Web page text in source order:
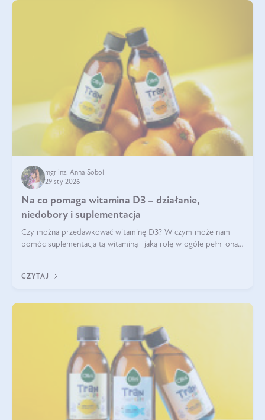
mgr inż. Anna Sobol
29 sty 2026
Na co pomaga witamina D3 – działanie,
niedobory i suplementacja
Czy można przedawkować witaminę D3? W czym może nam
pomóc suplementacja tą witaminą i jaką rolę w ogóle pełni ona
robić?
CZYTAJ